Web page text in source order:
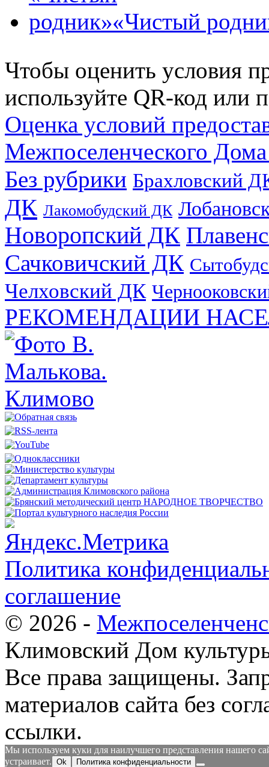
«Чистый
Чтобы оценить условия
используйте QR-код или
Оценка условий
Межпоселенческого
Без рубрики Брахловский
ДК Лакомобудский ДК
Новоропский ДК
Сачковичский ДК
Челховский ДК
РЕКОМЕНДАЦИИ
Политика
соглашение
© 2026 -
Климовский Дом
Все права защищены.
материалов сайта без
ссылки.
Мы используем куки для наилучшего представления нашего
устраивает. Ok Политика конфиденциальности